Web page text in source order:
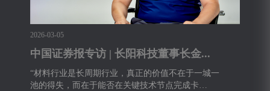
2026-03-05
中国证券报专访 | 长阳科技董事长金...
“材料行业是长周期行业，真正的价值不在于一城一
池的得失，而在于能否在关键技术节点完成卡